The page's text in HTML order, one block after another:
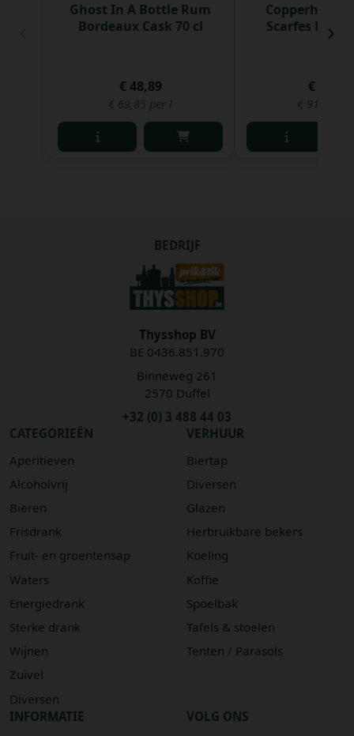
Ghost In A Bottle Rum
Bordeaux Cask 70 cl
€ 48,89
€ 69,85 per l
Copperhead
Scarfes Ed.
€ 45,94
€ 91,88
›
BEDRIJF
Thysshop BV
BE 0436.851.970
Binneweg 261
2570 Duffel
+32 (0) 3 488 44 03
CATEGORIEËN
Aperitieven
Alcoholvrij
Bieren
Frisdrank
Fruit- en groentensap
Waters
Energiedrank
Sterke drank
Wijnen
Zuivel
Diversen
VERHUUR
Biertap
Diversen
Glazen
Herbruikbare bekers
Koeling
Koffie
Spoelbak
Tafels & stoelen
Tenten / Parasols
INFORMATIE
VOLG ONS